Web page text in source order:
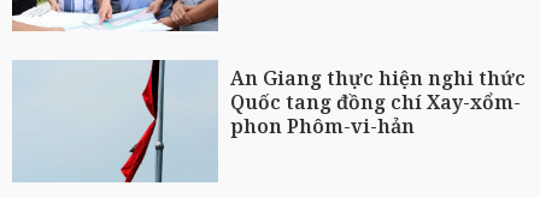
An Giang thực hiện nghi thức
Quốc tang đồng chí Xay-xổm-
phon Phôm-vi-hản